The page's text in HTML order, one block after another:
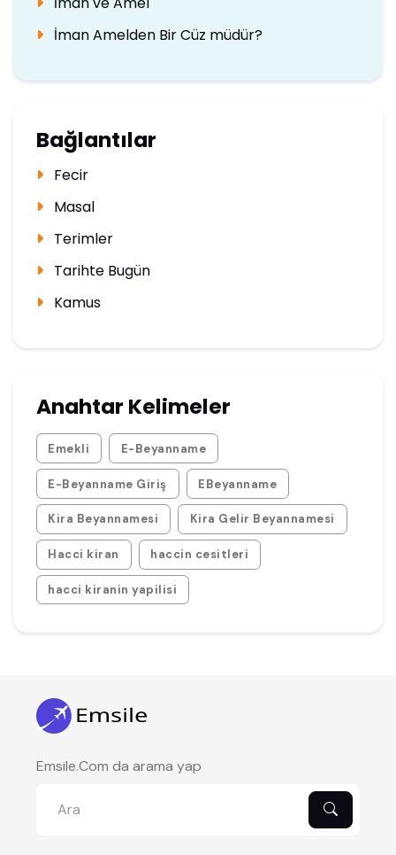
İman Amelden Bir Cüz müdür?
Bağlantılar
Fecir
Masal
Terimler
Tarihte Bugün
Kamus
Anahtar Kelimeler
Emekli E-Beyanname
E-Beyanname Giriş EBeyanname
Kira Beyannamesi Kira Gelir Beyannamesi
Hacci kiran haccin cesitleri
hacci kiranin yapilisi
Emsile.Com da arama yap